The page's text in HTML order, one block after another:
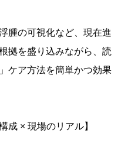
腫の可視化など、現在進
拠を盛り込みながら、読
ケア方法を簡単かつ効果
成 × 現場のリアル】